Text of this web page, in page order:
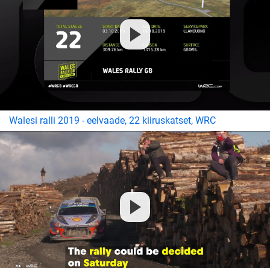
Walesi ralli 2019 - eelvaade, 22 kiiruskatset, WRC